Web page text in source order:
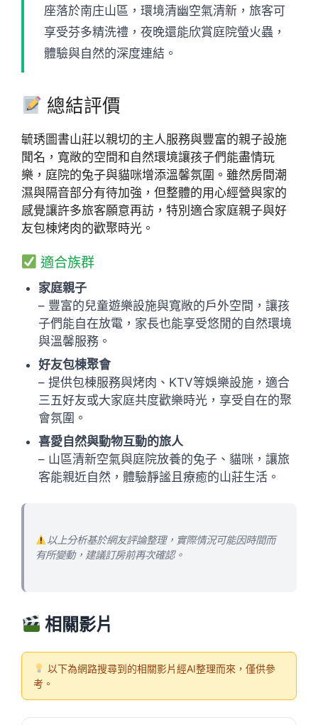
座落於南庄山區，環境清幽空氣清新，旅客可
享受芬多精洗禮，夜晚還能欣賞庭院螢火蟲，
體驗與自然的深度連結。
總結評價
毓琇圖書山莊以親切的主人服務與豐富的親子設施
聞名，寬敞的空間和自然環境讓孩子們能盡情玩
樂，庭院的兔子與貓咪增添溫馨氛圍。雖然房間潮
濕與隔音部分有待加強，但整體的用心經營與家的
感覺讓許多旅客願意再訪，特別適合家庭親子與好
友包棟烤肉的歡聚時光。
適合族群
家庭親子
– 豐富的兒童遊樂設施與寬敞的戶外空間，讓孩
子們能自在放電，家長也能享受悠閒的自然環境
與溫馨服務。
好友包棟聚會
– 提供包棟服務與烤肉、KTV等娛樂設施，適合
三五好友或大家庭共度歡樂時光，享受自在的聚
會氛圍。
喜愛自然與動物互動的旅人
– 山區清新空氣與庭院放養的兔子、貓咪，讓旅
客能親近自然，體驗靜謐且療癒的山莊生活。
以上分析基於網友評論整理，實際情況可能因時間而
有所變動，建議訂房前再次確認。
相關影片
以下為網路搜尋到的相關影片經AI整理而來，僅供參
考。